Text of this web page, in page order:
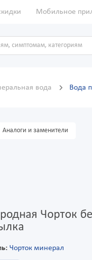
Мобильное
вода Вода
Аналоги и заменители
Чорток
Чорток минерал